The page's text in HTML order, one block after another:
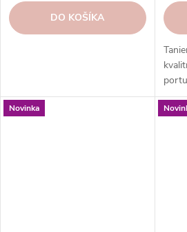
DO KOŠÍKA
Novinka